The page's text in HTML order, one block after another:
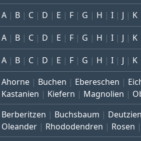
A B C D E F G H I J K
A B C D E F G H I J K
A B C D E F G H I J K
Ahorne Buchen Ebereschen
Kastanien
Kiefern Magnolien
Berberitzen Buchsbaum Deutzien
Oleander
Rhododendren Rosen